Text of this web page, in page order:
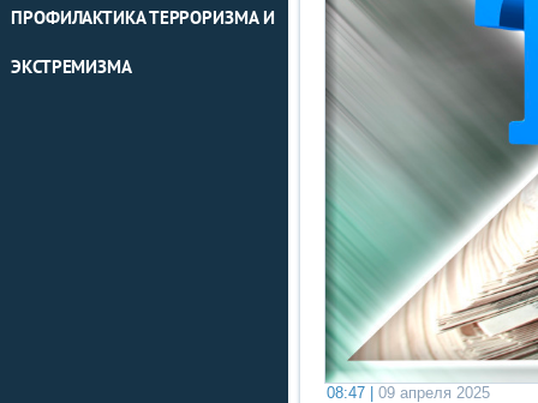
ПРОФИЛАКТИКА ТЕРРОРИЗМА И
ЭКСТРЕМИЗМА
08:47 |
09 апреля 2025